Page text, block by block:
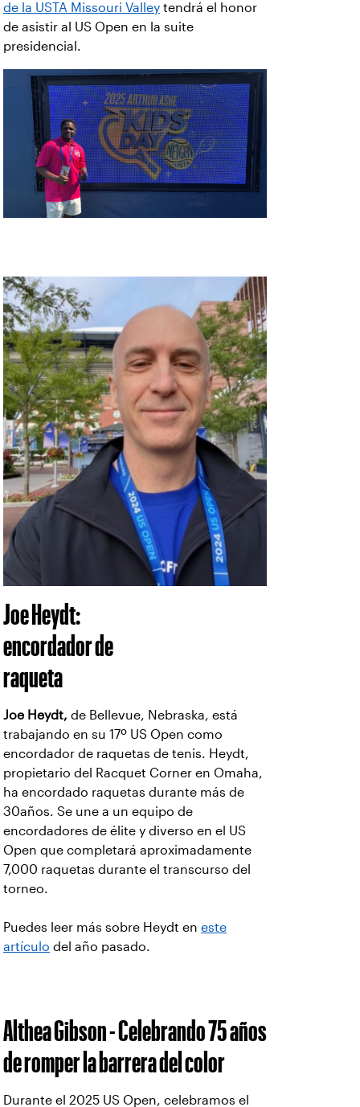
de la USTA Missouri Valley tendrá el honor
de asistir al US Open en la suite
presidencial.
Joe Heydt:
encordador de
raqueta
Joe Heydt, de Bellevue, Nebraska, está
trabajando en su 17º US Open como
encordador de raquetas de tenis. Heydt,
propietario del Racquet Corner en Omaha,
ha encordado raquetas durante más de
30años. Se une a un equipo de
encordadores de élite y diverso en el US
Open que completará aproximadamente
7,000 raquetas durante el transcurso del
torneo.
Puedes leer más sobre Heydt en este
artículo del año pasado.
Althea Gibson - Celebrando 75 años
de romper la barrera del color
Durante el 2025 US Open, celebramos el